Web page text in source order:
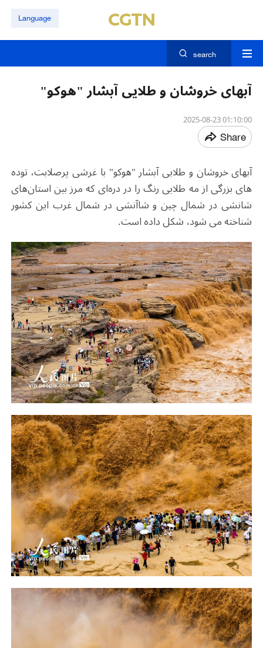
Language
search
آبهای خروشان و طلایی آبشار "هوکو"
01:10:00 2025-08-23
Share
آبهای خروشان و طلایی آبشار "هوکو" با غرشی پرصلابت، توده
های بزرگی از مه طلایی رنگ را در دره‌ای که مرز بین استان‌های
شانشی در شمال چین و شاآنشی در شمال غرب این کشور
شناخته می شود، شکل داده است.